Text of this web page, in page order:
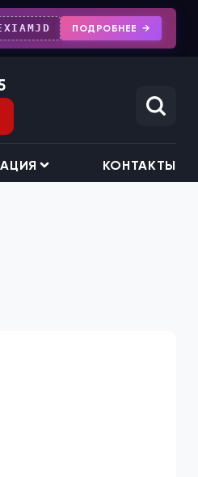
ПОДРОБНЕЕ
КОНТАКТЫ